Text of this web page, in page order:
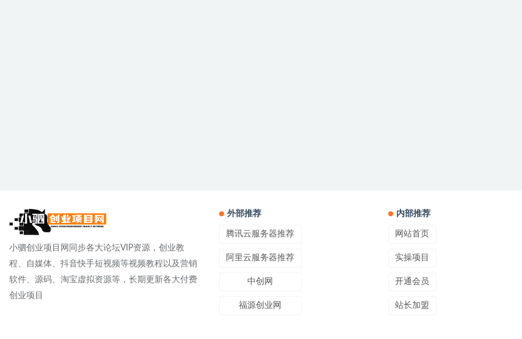
小驷创业项目网同步各大论坛VIP资源，创业教
程、自媒体、抖音快手短视频等视频教程以及营销
软件、源码、淘宝虚拟资源等，长期更新各大付费
创业项目
外部推荐
腾讯云服务器推荐
阿里云服务器推荐
中创网
福源创业网
内部推荐
网站首页
实操项目
开通会员
站长加盟